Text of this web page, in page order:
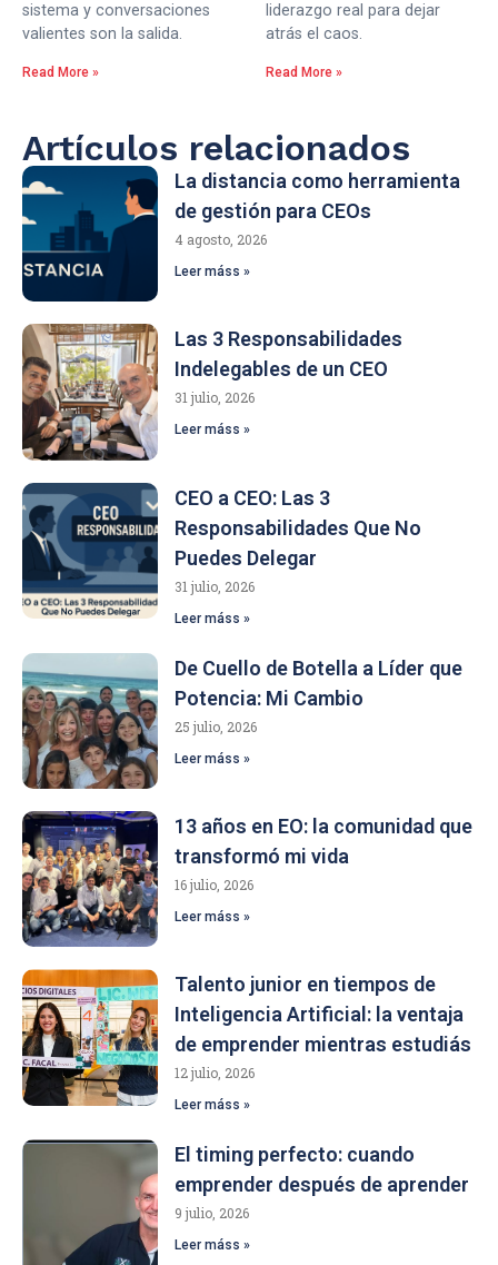
sistema y conversaciones
valientes son la salida.
Read More »
liderazgo real para dejar
atrás el caos.
Read More »
Artículos relacionados
La distancia como herramienta
de gestión para CEOs
4 agosto, 2026
Leer máss »
Las 3 Responsabilidades
Indelegables de un CEO
31 julio, 2026
Leer máss »
CEO a CEO: Las 3
Responsabilidades Que No
Puedes Delegar
31 julio, 2026
Leer máss »
De Cuello de Botella a Líder que
Potencia: Mi Cambio
25 julio, 2026
Leer máss »
13 años en EO: la comunidad que
transformó mi vida
16 julio, 2026
Leer máss »
Talento junior en tiempos de
Inteligencia Artificial: la ventaja
de emprender mientras estudiás
12 julio, 2026
Leer máss »
El timing perfecto: cuando
emprender después de aprender
9 julio, 2026
Leer máss »